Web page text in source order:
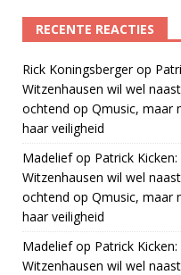
RECENTE REACTIES
Rick Koningsbergerop
Witzenhausen wil wel
ochtend op Qmusic, maar
haar veiligheid
Madeliefop Patrick
Witzenhausen wil wel
ochtend op Qmusic, maar
haar veiligheid
Madeliefop Patrick
Witzenhausen wil wel